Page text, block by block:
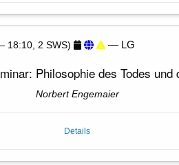
18:10, 2 SWS) — LG
Philosophie des Todes und
Norbert Engemaier
Details